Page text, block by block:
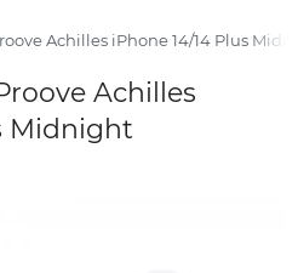
Achilles iPhone 14/14 Plus
Achilles
Midnight